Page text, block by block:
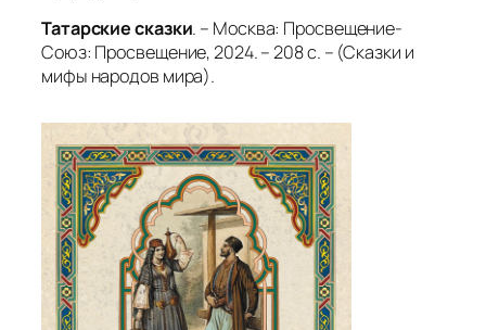
Татарские сказки. – Москва: Просвещение-
Союз: Просвещение, 2024. – 208 с. – (Сказки и
мифы народов мира).